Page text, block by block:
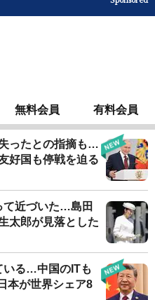
無料会員 有料会員
ったとの指摘も…
好国も停戦を迫る
て近づいた…島田
太郎が見落とした
いる…中国のITも
本が世界シェア8